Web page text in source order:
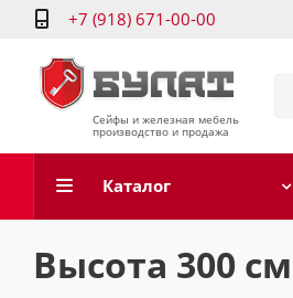
+7 (918) 671-00-00
Сейфы и железная мебель
производство и продажа
Каталог
Высота 300 см